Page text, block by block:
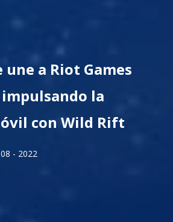
a Riot Games
la
con Wild Rift
- 2022